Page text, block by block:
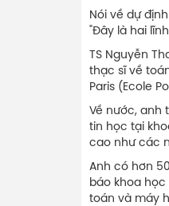
Nói về dự
"Đây là hai
TS Nguyễn
thạc sĩ về
Paris (Ecole
Về nước, anh
tin học tại
cao như các
Anh có hơn
báo khoa
toán và máy